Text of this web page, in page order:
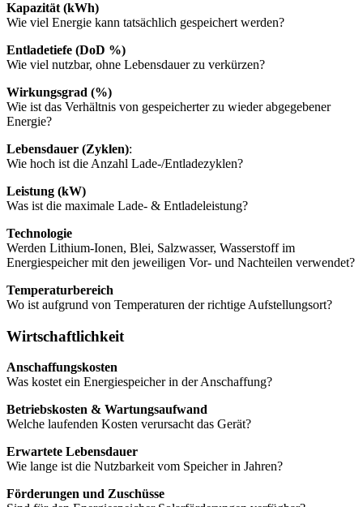
Kapazität (kWh)
Wie viel Energie kann tatsächlich gespeichert werden?
Entladetiefe (DoD %)
Wie viel nutzbar, ohne Lebensdauer zu verkürzen?
Wirkungsgrad (%)
Wie ist das Verhältnis von gespeicherter zu wieder abgegebener
Energie?
Lebensdauer (Zyklen):
Wie hoch ist die Anzahl Lade-/Entladezyklen?
Leistung (kW)
Was ist die maximale Lade- & Entladeleistung?
Technologie
Werden Lithium-Ionen, Blei, Salzwasser, Wasserstoff im
Energiespeicher mit den jeweiligen Vor- und Nachteilen verwendet?
Temperaturbereich
Wo ist aufgrund von Temperaturen der richtige Aufstellungsort?
Wirtschaftlichkeit
Anschaffungskosten
Was kostet ein Energiespeicher in der Anschaffung?
Betriebskosten & Wartungsaufwand
Welche laufenden Kosten verursacht das Gerät?
Erwartete Lebensdauer
Wie lange ist die Nutzbarkeit vom Speicher in Jahren?
Förderungen und Zuschüsse